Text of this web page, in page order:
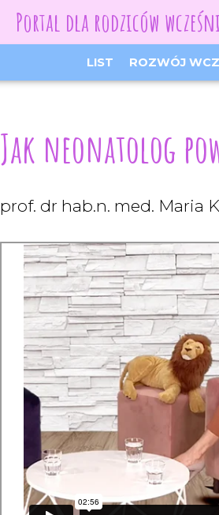
Portal dla rodziców
LIST ROZWÓJ
Jak neonatolog
prof. dr hab.n. med. Maria